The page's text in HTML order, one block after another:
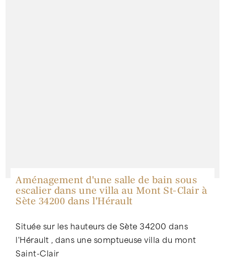
Aménagement d'une salle de bain sous
escalier dans une villa au Mont St-Clair à
Sète 34200 dans l'Hérault
Située sur les hauteurs de Sète 34200 dans
l'Hérault , dans une somptueuse villa du mont
Saint-Clair